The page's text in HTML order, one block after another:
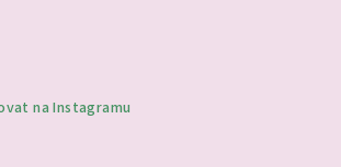
na Instagramu